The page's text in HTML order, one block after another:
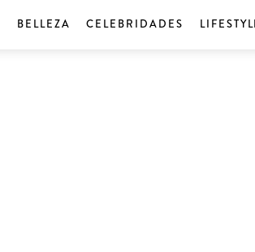
BELLEZA CELEBRIDADES